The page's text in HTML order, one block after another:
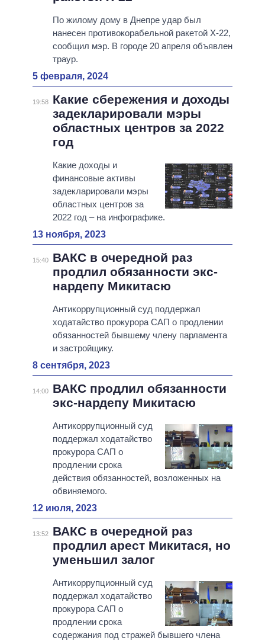
По жилому дому в Днепре удар был
нанесен противокорабельной ракетой Х-22,
сообщил мэр. В городе 20 апреля объявлен
траур.
5 февраля, 2024
19:58
Какие сбережения и доходы
задекларировали мэры
областных центров за 2022
год
Какие доходы и
финансовые активы
задекларировали мэры
областных центров за
2022 год – на инфографике.
13 ноября, 2023
15:40
ВАКС в очередной раз
продлил обязанности экс-
нардепу Микитасю
Антикоррупционный суд поддержал
ходатайство прокурора САП о продлении
обязанностей бывшему члену парламента
и застройщику.
8 сентября, 2023
14:00
ВАКС продлил обязанности
экс-нардепу Микитасю
Антикоррупционный суд
поддержал ходатайство
прокурора САП о
продлении срока
действия обязанностей, возложенных на
обвиняемого.
12 июля, 2023
13:52
ВАКС в очередной раз
продлил арест Микитася, но
уменьшил залог
Антикоррупционный суд
поддержал ходатайство
прокурора САП о
продлении срока
содержания под стражей бывшего члена